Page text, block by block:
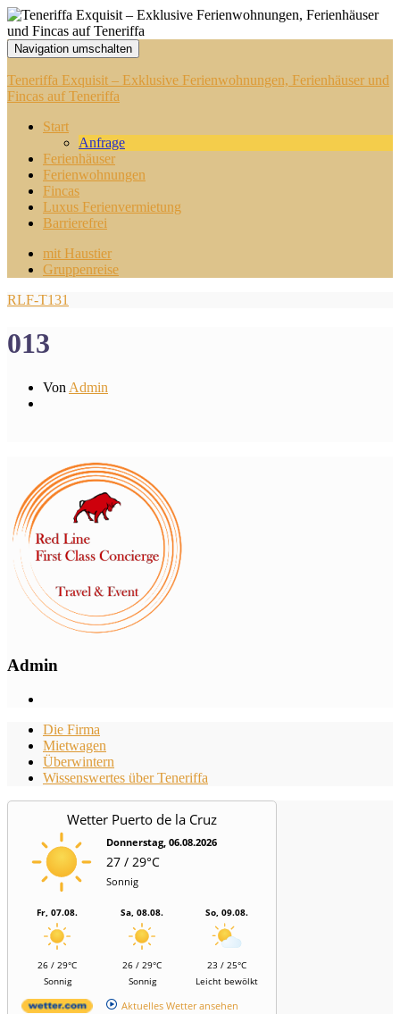
Navigation umschalten
Teneriffa Exquisit – Exklusive Ferienwohnungen, Ferienhäuser und
Fincas auf Teneriffa
Start
Anfrage
Ferienhäuser
Ferienwohnungen
Fincas
Luxus Ferienvermietung
Barrierefrei
mit Haustier
Gruppenreise
RLF-T131
013
Von Admin
Admin
Die Firma
Mietwagen
Überwintern
Wissenswertes über Teneriffa
Wetter Puerto de la Cruz
Donnerstag, 06.08.2026
27 / 29°C
Sonnig
Fr, 07.08.
26 / 29°C
Sonnig
Sa, 08.08.
26 / 29°C
Sonnig
So, 09.08.
23 / 25°C
Leicht bewölkt
Aktuelles Wetter ansehen